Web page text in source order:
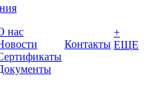
нас
Контакты
+
ЕЩЕ